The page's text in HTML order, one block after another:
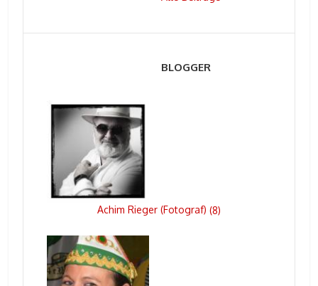
BLOGGER
Achim Rieger (Fotograf) (8)